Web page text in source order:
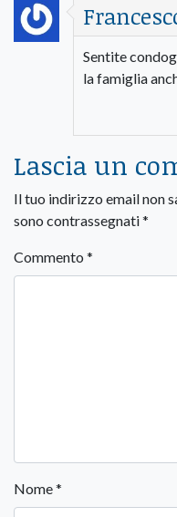
Sentite
la famiglia
Lascia un
Il tuo indirizzo email non
sono contrassegnati*
Commento *
Nome*